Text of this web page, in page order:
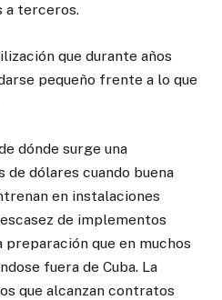
a terceros.
que durante años
pequeño frente a lo que
dónde surge una
de dólares cuando buena
en instalaciones
de implementos
que en muchos
fuera de Cuba. La
que alcanzan contratos